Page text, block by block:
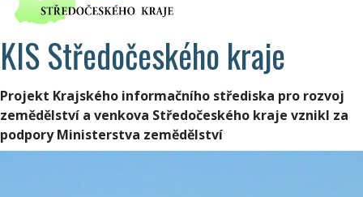
KIS Středočeského kraje
Projekt Krajského informačního střediska pro rozvoj
zemědělství a venkova Středočeského kraje vznikl za
podpory Ministerstva zemědělství